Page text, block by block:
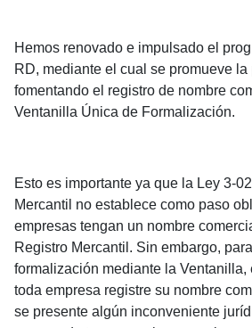
Hemos renovado e impulsado el
RD, mediante el cual se promueve
fomentando el registro de nombre
Ventanilla Única de Formalización.
Esto es importante ya que la Ley 3-
Mercantil no establece como paso
empresas tengan un nombre
Registro Mercantil. Sin embargo,
formalización mediante la Ventanilla,
toda empresa registre su nombre
se presente algún inconveniente